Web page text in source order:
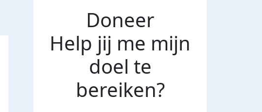
Doneer
Help jij me mijn
doel te
bereiken?